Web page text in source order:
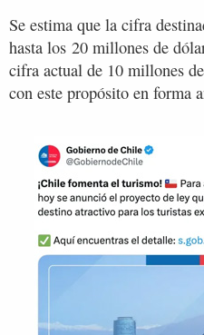
Se estima que la cifra
hasta los 20 millones de
cifra actual de 10 millones
con este propósito en forma